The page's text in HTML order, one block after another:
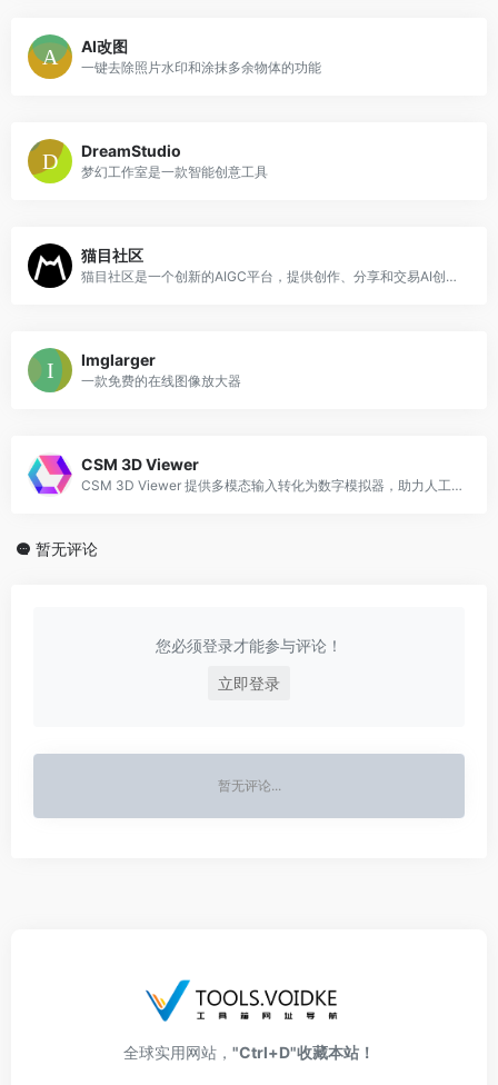
AI改图
一键去除照片水印和涂抹多余物体的功能
DreamStudio
梦幻工作室是一款智能创意工具
猫目社区
猫目社区是一个创新的AIGC平台，提供创作、分享和交易AI创意的空间
Imglarger
一款免费的在线图像放大器
CSM 3D Viewer
CSM 3D Viewer 提供多模态输入转化为数字模拟器，助力人工智能训练与内容创建
暂无评论
您必须登录才能参与评论！
立即登录
暂无评论...
全球实用网站， "Ctrl+D"收藏本站！